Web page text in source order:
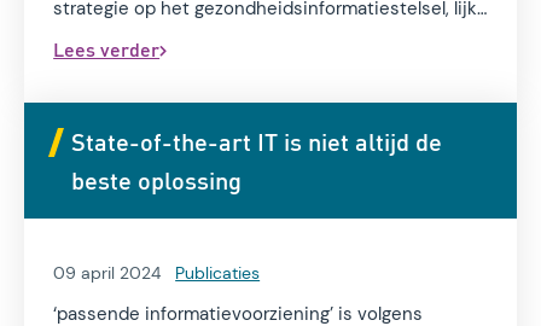
strategie op het gezondheidsinformatiestelsel, lijkt
momenteel weinig anders meer relevant.
Lees verder
State-of-the-art IT is niet altijd de
beste oplossing
09 april 2024 Publicaties
‘passende informatievoorziening’ is volgens